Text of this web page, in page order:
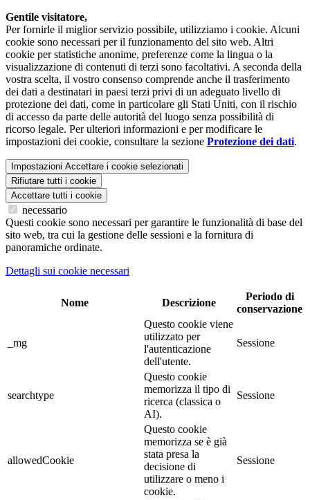
Gentile visitatore,
Per fornirle il miglior servizio possibile, utilizziamo i cookie. Alcuni
cookie sono necessari per il funzionamento del sito web. Altri
cookie per statistiche anonime, preferenze come la lingua o la
visualizzazione di contenuti di terzi sono facoltativi. A seconda della
vostra scelta, il vostro consenso comprende anche il trasferimento
dei dati a destinatari in paesi terzi privi di un adeguato livello di
protezione dei dati, come in particolare gli Stati Uniti, con il rischio
di accesso da parte delle autorità del luogo senza possibilità di
ricorso legale. Per ulteriori informazioni e per modificare le
impostazioni dei cookie, consultare la sezione Protezione dei dati.
Impostazioni Accettare i cookie selezionati
Rifiutare tutti i cookie
Accettare tutti i cookie
necessario
Questi cookie sono necessari per garantire le funzionalità di base del
sito web, tra cui la gestione delle sessioni e la fornitura di
panoramiche ordinate.
Dettagli sui cookie necessari
Nome Descrizione
Periodo di
conservazione
_mg
Questo cookie viene
utilizzato per
l'autenticazione
dell'utente.
Sessione
searchtype
Questo cookie
memorizza il tipo di
ricerca (classica o
AI).
Sessione
allowedCookie
Questo cookie
memorizza se è già
stata presa la
decisione di
utilizzare o meno i
cookie.
Sessione